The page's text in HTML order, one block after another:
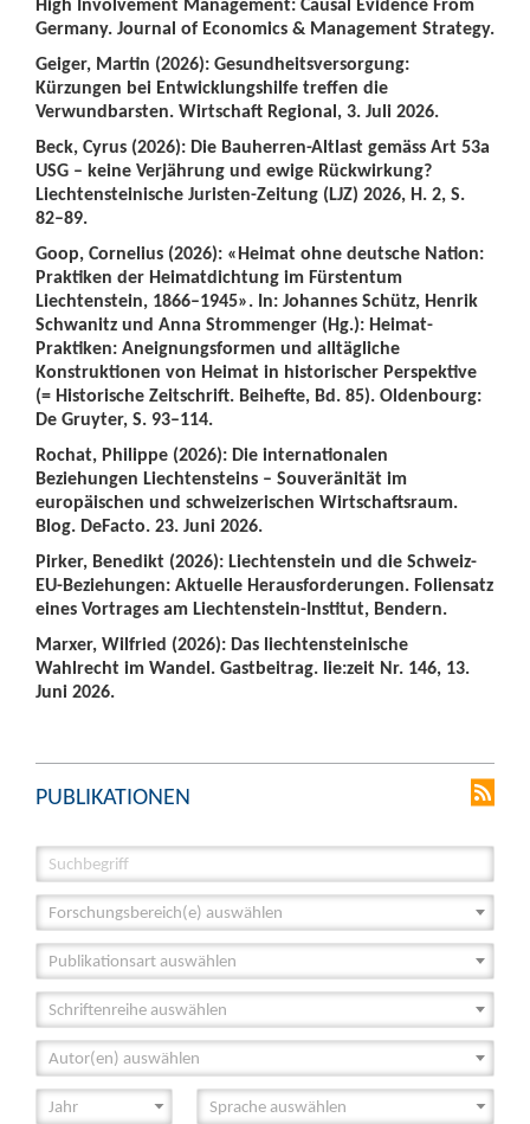
Germany. Journal of Economics & Management Strategy.
Geiger, Martin (2026): Gesundheitsversorgung:
Kürzungen bei Entwicklungshilfe treffen die
Verwundbarsten. Wirtschaft Regional, 3. Juli 2026.
Beck, Cyrus (2026): Die Bauherren-Altlast gemäss Art 53a
USG – keine Verjährung und ewige Rückwirkung?
Liechtensteinische Juristen-Zeitung (LJZ) 2026, H. 2, S.
82–89.
Goop, Cornelius (2026): «Heimat ohne deutsche Nation:
Praktiken der Heimatdichtung im Fürstentum
Liechtenstein, 1866–1945». In: Johannes Schütz, Henrik
Schwanitz und Anna Strommenger (Hg.): Heimat-
Praktiken: Aneignungsformen und alltägliche
Konstruktionen von Heimat in historischer Perspektive
(= Historische Zeitschrift. Beihefte, Bd. 85). Oldenbourg:
De Gruyter, S. 93–114.
Rochat, Philippe (2026): Die internationalen
Beziehungen Liechtensteins – Souveränität im
europäischen und schweizerischen Wirtschaftsraum.
Blog. DeFacto. 23. Juni 2026.
Pirker, Benedikt (2026): Liechtenstein und die Schweiz-
EU-Beziehungen: Aktuelle Herausforderungen. Foliensatz
eines Vortrages am Liechtenstein-Institut, Bendern.
Marxer, Wilfried (2026): Das liechtensteinische
Wahlrecht im Wandel. Gastbeitrag. lie:zeit Nr. 146, 13.
Juni 2026.
PUBLIKATIONEN
Forschungsbereich(e) auswählen
Publikationsart auswählen
Schriftenreihe auswählen
Autor(en) auswählen